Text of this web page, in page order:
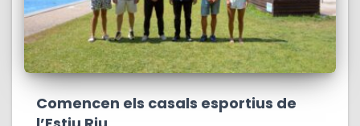
Comencen els casals esportius de